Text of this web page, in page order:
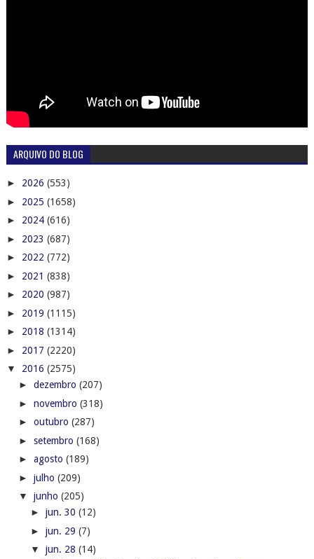
ARQUIVO DO BLOG
► 2026 (553)
► 2025 (1658)
► 2024 (616)
► 2023 (687)
► 2022 (772)
► 2021 (838)
► 2020 (987)
► 2019 (1115)
► 2018 (1314)
► 2017 (2220)
▼ 2016 (2575)
► dezembro (207)
► novembro (318)
► outubro (287)
► setembro (168)
► agosto (189)
► julho (209)
▼ junho (205)
► jun. 30 (12)
► jun. 29 (7)
▼ jun. 28 (14)